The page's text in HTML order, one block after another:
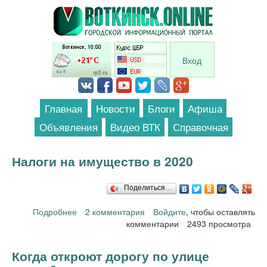
Перейти к основному содержанию
Вход
Главная Новости Блоги
Афиша
Объявления
Видео ВТК Справочная
Налоги на имущество в 2020
Поделиться…
Подробнее о Налоги на имущество в 2020
2 комментария Войдите, чтобы оставлять
комментарии
2493 просмотра
Когда откроют дорогу по улице